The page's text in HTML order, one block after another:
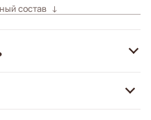
состав